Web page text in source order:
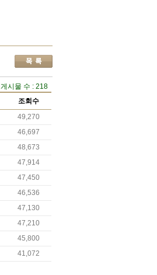
게시물 수 : 218
조회수
49,270
46,697
48,673
47,914
47,450
46,536
47,130
47,210
45,800
41,072